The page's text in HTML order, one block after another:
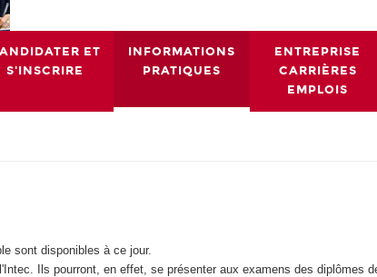
ET
S'INSCRIRE
INFORMATIONS
PRATIQUES
ENTREPRISE
CARRIÈRES
EMPLOIS
sont disponibles à ce jour.
Ils pourront, en effet, se présenter aux examens des diplômes